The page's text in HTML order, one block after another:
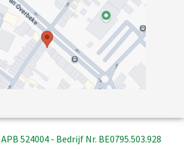
524004 - Bedrijf Nr. BE0795.503.928